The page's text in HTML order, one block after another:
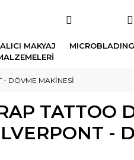
MAKYAJ
MICROBLADING
- DÖVME MAKİNESİ
TATTOO
-